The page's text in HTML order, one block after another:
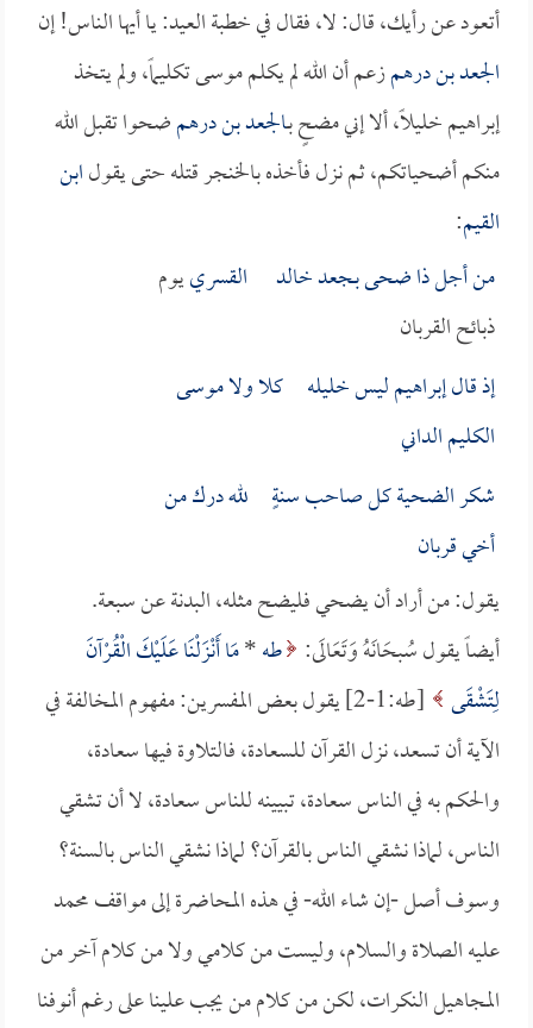
أتعود عن رأيك، قال: لا، فقال في خطبة العيد: يا أيها الناس! إن
الجعد بن درهمزعم أن الله لم يكلم موسى تكليماً، ولم يتخذ
إبراهيم خليلاً، ألا إني مضحٍ بـالجعد بن درهمضحوا تقبل الله
منكم أضحياتكم، ثم نزل فأخذه بالخنجر قتله حتى يقولابن
القيم:
من أجل ذا ضحى بـجعدخالد القسرييوم
ذبائح القربان
إذ قال إبراهيم ليس خليله كلا ولا موسى
الكليم الداني
شكر الضحية كل صاحب سنةٍ لله درك من
أخي قربان
يقول: من أراد أن يضحي فليضح مثله، البدنة عن سبعة.
أيضاً يقول سُبحَانَهُ وَتَعَالَى: طه*مَا أَنْزَلْنَا عَلَيْكَ الْقُرْآنَ
لِتَشْقَى
[طه:1-2] يقول بعض المفسرين: مفهوم المخالفة في
الآية أن تسعد، نزل القرآن للسعادة، فالتلاوة فيها سعادة،
والحكم به في الناس سعادة، تبيينه للناس سعادة، لا أن تشقي
الناس، لماذا نشقي الناس بالقرآن؟ لماذا نشقي الناس بالسنة؟
وسوف أصل -إن شاء الله- في هذه المحاضرة إلى مواقف محمد
عليه الصلاة والسلام، وليست من كلامي ولا من كلام آخر من
المجاهيل النكرات، لكن من كلام من يجب علينا على رغم أنوفنا